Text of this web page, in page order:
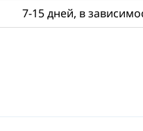
7-15 дней, в